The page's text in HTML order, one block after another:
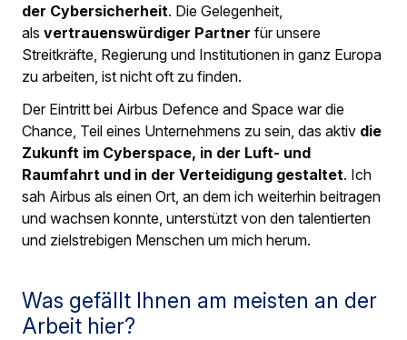
der Cybersicherheit. Die Gelegenheit,
als vertrauenswürdiger Partner für unsere
Streitkräfte, Regierung und Institutionen in ganz Europa
zu arbeiten, ist nicht oft zu finden.
Der Eintritt bei Airbus Defence and Space war die
Chance, Teil eines Unternehmens zu sein, das aktiv die
Zukunft im Cyberspace, in der Luft- und
Raumfahrt und in der Verteidigung gestaltet. Ich
sah Airbus als einen Ort, an dem ich weiterhin beitragen
und wachsen konnte, unterstützt von den talentierten
und zielstrebigen Menschen um mich herum.
Was gefällt Ihnen am meisten an der
Arbeit hier?